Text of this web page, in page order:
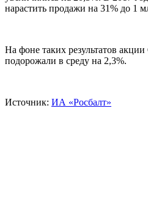
нарастить продажи на 31% до 1
На фоне таких результатов
подорожали в среду на 2,3%.
Источник: ИА «Росбалт»